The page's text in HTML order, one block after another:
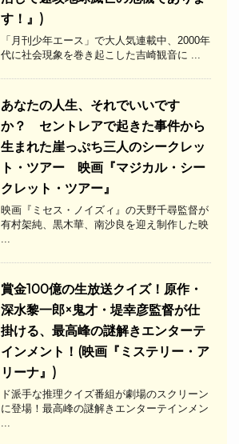
す！』)
「月刊少年エース」で大人気連載中、2000年
代に社会現象を巻き起こした吉崎観音に ...
あなたの人生、それでいいです
か？ セントレアで起きた事件から
生まれた崖っぷち三人のシークレッ
ト・ツアー 映画『マジカル・シー
クレット・ツアー』
映画『ミセス・ノイズィ』の天野千尋監督が
有村架純、黒木華、南沙良を迎え制作した映
...
​賞金100億の生放送クイズ！原作・
深水黎一郎×鬼才・堤幸彦監督が仕
掛ける、最高峰の謎解きエンターテ
インメント！(映画『ミステリー・ア
リーナ』)
ド派手な推理クイズ番組が劇場のスクリーン
に登場！最高峰の謎解きエンターテインメン
...